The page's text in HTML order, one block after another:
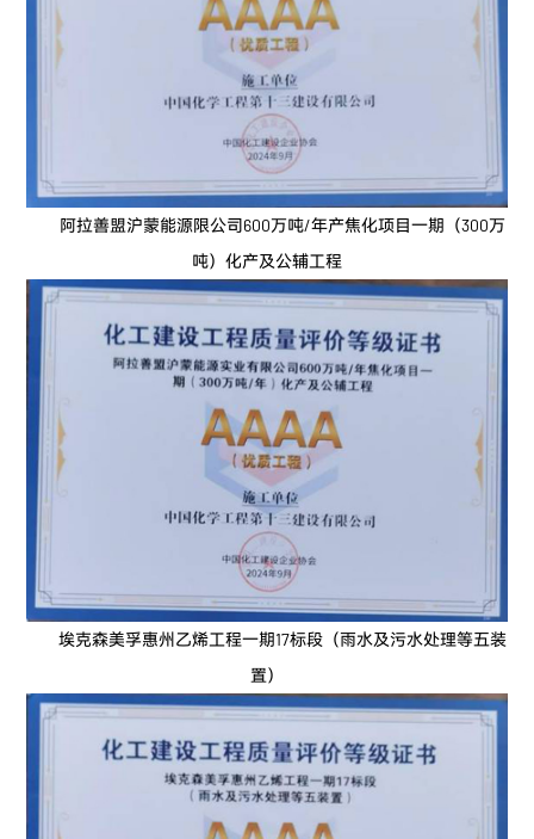
阿拉善盟沪蒙能源限公司600万吨/年产焦化项目一期（300万
吨）化产及公辅工程
埃克森美孚惠州乙烯工程一期17标段（雨水及污水处理等五装
置）